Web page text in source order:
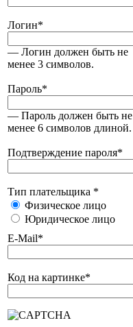
Логин*
— Логин должен быть не
менее 3 символов.
Пароль*
— Пароль должен быть не
менее 6 символов длиной.
Подтверждение пароля*
Тип плательщика *
Физическое лицо
Юридическое лицо
E-Mail*
Код на картинке*